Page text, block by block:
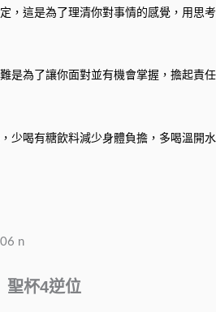
，這是為了理清你對事情的感覺，用思考
是為了讓你面對並有機會掌握，擔起責任
少喝有糖飲料減少身體負擔，多喝溫開水
聖杯4逆位